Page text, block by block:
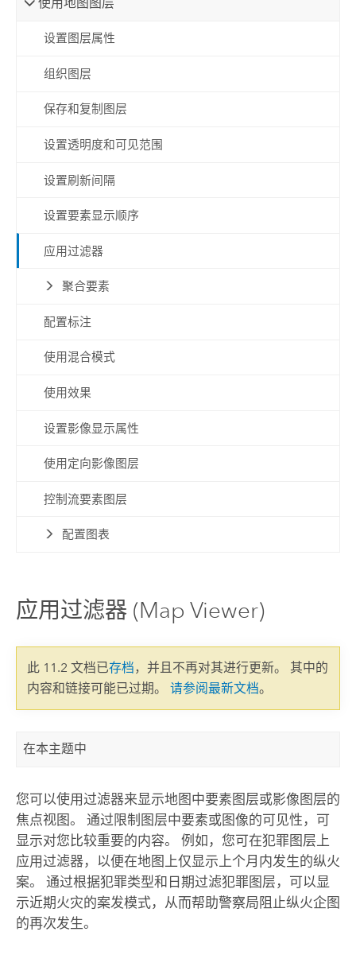
设置图层属性
组织图层
保存和复制图层
设置透明度和可见范围
设置刷新间隔
设置要素显示顺序
应用过滤器
聚合要素
配置标注
使用混合模式
使用效果
设置影像显示属性
使用定向影像图层
控制流要素图层
配置图表
应用过滤器 (Map Viewer)
此 11.2 文档已存档，并且不再对其进行更新。 其中的
内容和链接可能已过期。 请参阅最新文档。
在本主题中
您可以使用过滤器来显示地图中要素图层或影像图层的
焦点视图。 通过限制图层中要素或图像的可见性，可
显示对您比较重要的内容。
例如，您可在犯罪图层上
应用过滤器，以便在地图上仅显示上个月内发生的纵火
案。 通过根据犯罪类型和日期过滤犯罪图层，可以显
示近期火灾的案发模式，从而帮助警察局阻止纵火企图
的再次发生。